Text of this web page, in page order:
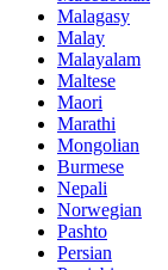
Malagasy
Malay
Malayalam
Maltese
Maori
Marathi
Mongolian
Burmese
Nepali
Norwegian
Pashto
Persian